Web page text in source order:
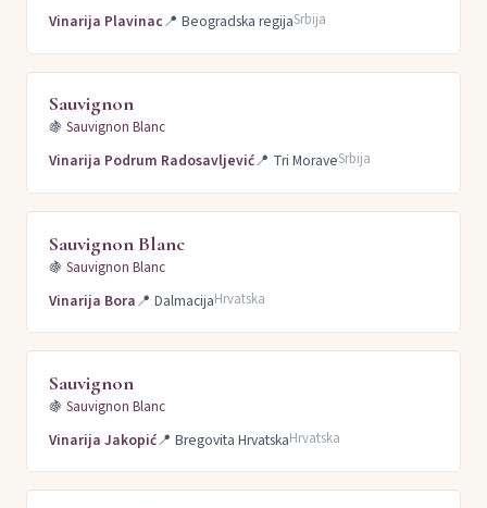
Vinarija Plavinac📍 Beogradska regijaSrbija
Sauvignon
🍇 Sauvignon Blanc
Vinarija Podrum Radosavljević📍 Tri MoraveSrbija
Sauvignon Blanc
🍇 Sauvignon Blanc
Vinarija Bora📍 DalmacijaHrvatska
Sauvignon
🍇 Sauvignon Blanc
Vinarija Jakopić📍 Bregovita HrvatskaHrvatska